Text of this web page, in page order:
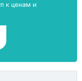
к ценам и